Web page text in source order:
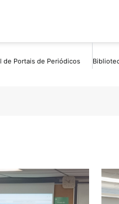
de Portais de Periódicos